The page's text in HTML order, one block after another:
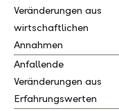
Veränderungen aus
wirtschaftlichen
Annahmen
Anfallende
Veränderungen aus
Erfahrungswerten
Veränderungen aus
wirtschaftlichen
Annahmen
Anfallende
Veränderungen aus
Erfahrungswerten